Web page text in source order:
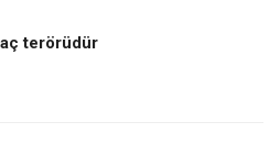
terörüdür